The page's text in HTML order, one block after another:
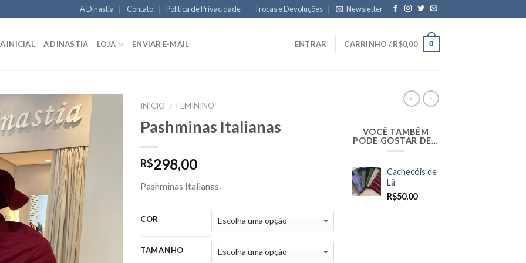
A Dinastia Contato Política de Privacidade Trocas e Devoluções Newsletter
INICIAL A DINASTIA LOJA ENVIAR E-MAIL ENTRAR CARRINHO /R$0,00 0
INÍCIO / FEMININO
Pashminas Italianas
R$298,00
Pashminas Italianas.
COR
TAMANHO
VOCÊ TAMBÉM
PODE GOSTAR DE…
Cachecóis de
Lã
R$50,00